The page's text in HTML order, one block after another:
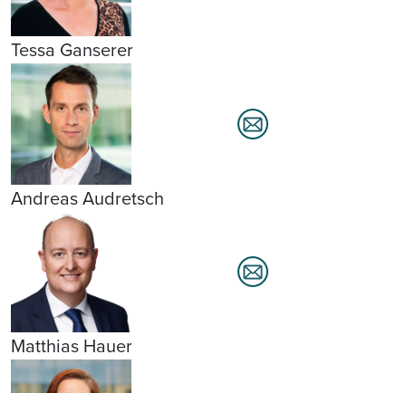
Tessa Ganserer
Andreas Audretsch
Matthias Hauer